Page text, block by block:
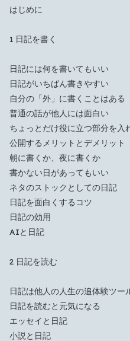
はじめに
1 日記を書く
日記には何を書いてもいい
日記がいちばん書きやすい
自分の「外」に書くことはある
普通の話が他人には面白い
ちょっとだけ役に立つ部分を入
公開するメリットとデメリット
朝に書くか、夜に書くか
書かない日があってもいい
ネタのストックとしての日記
日記を面白くするコツ
日記の効用
AIと日記
2 日記を読む
日記は他人の人生の追体験ツー
日記を読むと元気になる
エッセイと日記
小説と日記
Which languages of
the main feed?
All Languages
한국어